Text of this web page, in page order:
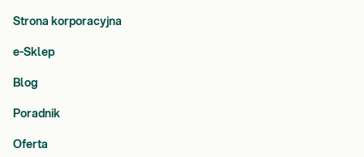
Strona korporacyjna
e-Sklep
Blog
Poradnik
Oferta